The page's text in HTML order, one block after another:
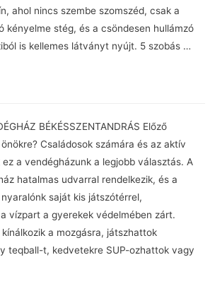
ahol nincs szembe szomszéd, csak a
kényelme stég, és a csöndesen hullámzó
is kellemes látványt nyújt. 5 szobás …
BÉKÉSSZENTANDRÁS Előző
Családosok számára és az aktív
a vendégházunk a legjobb választás. A
hatalmas udvarral rendelkezik, és a
saját kis játszótérrel,
vízpart a gyerekek védelmében zárt.
a mozgásra, játszhattok
teqball-t, kedvetekre SUP-ozhattok vagy